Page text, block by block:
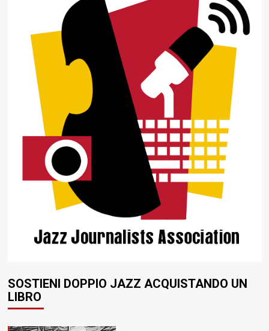
SOSTIENI DOPPIO JAZZ ACQUISTANDO UN
LIBRO